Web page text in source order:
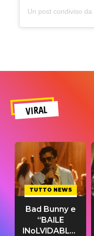
Un post condiviso da
VIRAL
TUTTO NEWS
Bad Bunny e
“BAILE
INoLVIDABLE”: